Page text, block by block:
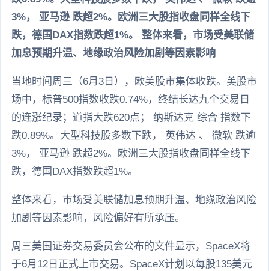
3%， 亚马逊 跌超2%。欧洲三大股指收盘同样全线下
跌，德国DAX指数跌超1%。 整体来看，市场受美联储
加息预期升温、地缘政治风险加剧等因素影响
当地时间周三（6月3日），欧美股市集体收跌。美股市
场中，标普500指数收跌0.74%，终结长达九个交易日
的连涨纪录；道指大跌620点； 纳斯达克 综合 指数下
跌0.89%。大型科技股多数下跌， 英伟达 、 微软 跌逾
3%， 亚马逊 跌超2%。欧洲三大股指收盘同样全线下
跌，德国DAX指数跌超1%。
整体来看，市场受美联储加息预期升温、地缘政治风险
加剧等因素影响，风险偏好有所承压。
周三美国证券交易委员会公布的文件显示，SpaceX将
于6月12日正式上市交易。SpaceX计划以每股135美元